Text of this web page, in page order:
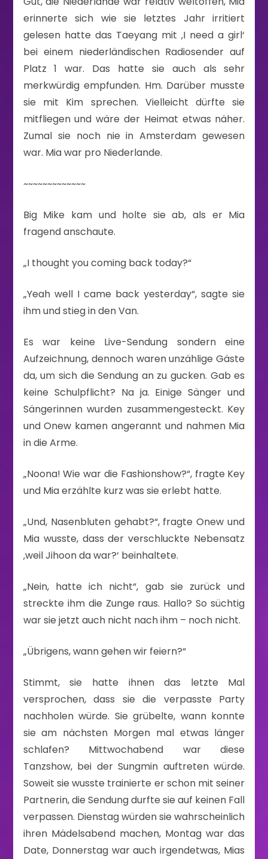
erinnerte sich wie sie letztes Jahr irritiert
gelesen hatte das Taeyang mit ‚I need a girl‘
bei einem niederländischen Radiosender auf
Platz 1 war. Das hatte sie auch als sehr
merkwürdig empfunden. Hm. Darüber musste
sie mit Kim sprechen. Vielleicht dürfte sie
mitfliegen und wäre der Heimat etwas näher.
Zumal sie noch nie in Amsterdam gewesen
war. Mia war pro Niederlande.
~~~~~~~~~~~~~
Big Mike kam und holte sie ab, als er Mia
fragend anschaute.
„I thought you coming back today?“
„Yeah well I came back yesterday“, sagte sie
ihm und stieg in den Van.
Es war keine Live-Sendung sondern eine
Aufzeichnung, dennoch waren unzählige Gäste
da, um sich die Sendung an zu gucken. Gab es
keine Schulpflicht? Na ja. Einige Sänger und
Sängerinnen wurden zusammengesteckt. Key
und Onew kamen angerannt und nahmen Mia
in die Arme.
„Noona! Wie war die Fashionshow?“, fragte Key
und Mia erzählte kurz was sie erlebt hatte.
„Und, Nasenbluten gehabt?“, fragte Onew und
Mia wusste, dass der verschluckte Nebensatz
‚weil Jihoon da war?‘ beinhaltete.
„Nein, hatte ich nicht“, gab sie zurück und
streckte ihm die Zunge raus. Hallo? So süchtig
war sie jetzt auch nicht nach ihm – noch nicht.
„Übrigens, wann gehen wir feiern?“
Stimmt, sie hatte ihnen das letzte Mal
versprochen, dass sie die verpasste Party
nachholen würde. Sie grübelte, wann konnte
sie am nächsten Morgen mal etwas länger
schlafen? Mittwochabend war diese
Tanzshow, bei der Sungmin auftreten würde.
Soweit sie wusste trainierte er schon mit seiner
Partnerin, die Sendung durfte sie auf keinen Fall
verpassen. Dienstag würden sie wahrscheinlich
ihren Mädelsabend machen, Montag war das
Date, Donnerstag war auch irgendetwas, Mias